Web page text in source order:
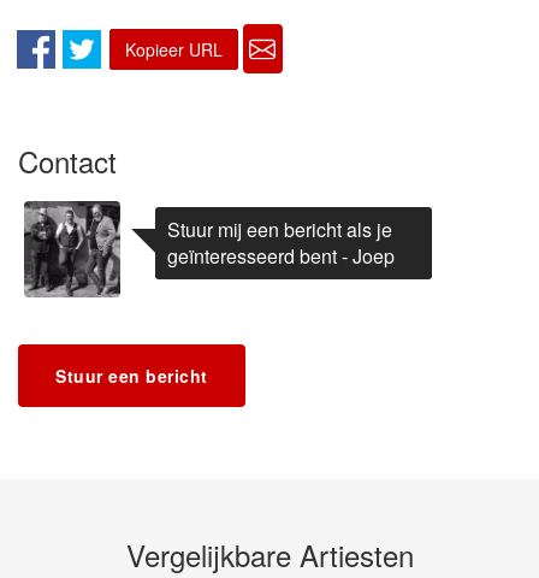
Kopieer URL
Contact
Stuur mij een bericht als je
geïnteresseerd bent - Joep
Stuur een bericht
Vergelijkbare Artiesten